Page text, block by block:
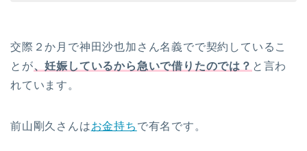
交際２か月で神田沙也加さん名義でで契約しているこ
とが、妊娠しているから急いで借りたのでは？ と言わ
れています。
前山剛久さんはお金持ち で有名です。